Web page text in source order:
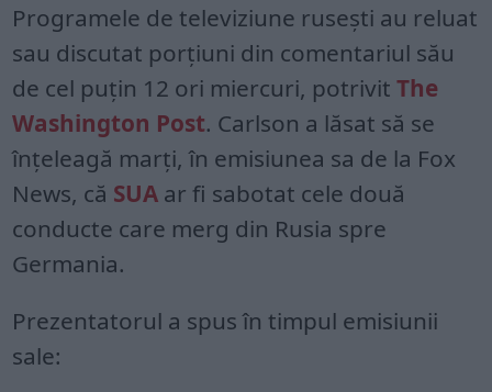
Programele de televiziune rusești au reluat
sau discutat porțiuni din comentariul său
de cel puțin 12 ori miercuri, potrivitThe
Washington Post. Carlson a lăsat să se
înțeleagă marți, în emisiunea sa de la Fox
News, că SUA ar fi sabotat cele două
conducte care merg din Rusia spre
Germania.
Prezentatorul a spus în timpul emisiunii
sale: